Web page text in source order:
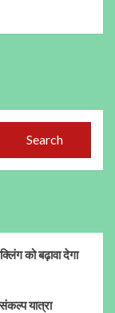
Search
को बढ़ावा देगा
यात्रा